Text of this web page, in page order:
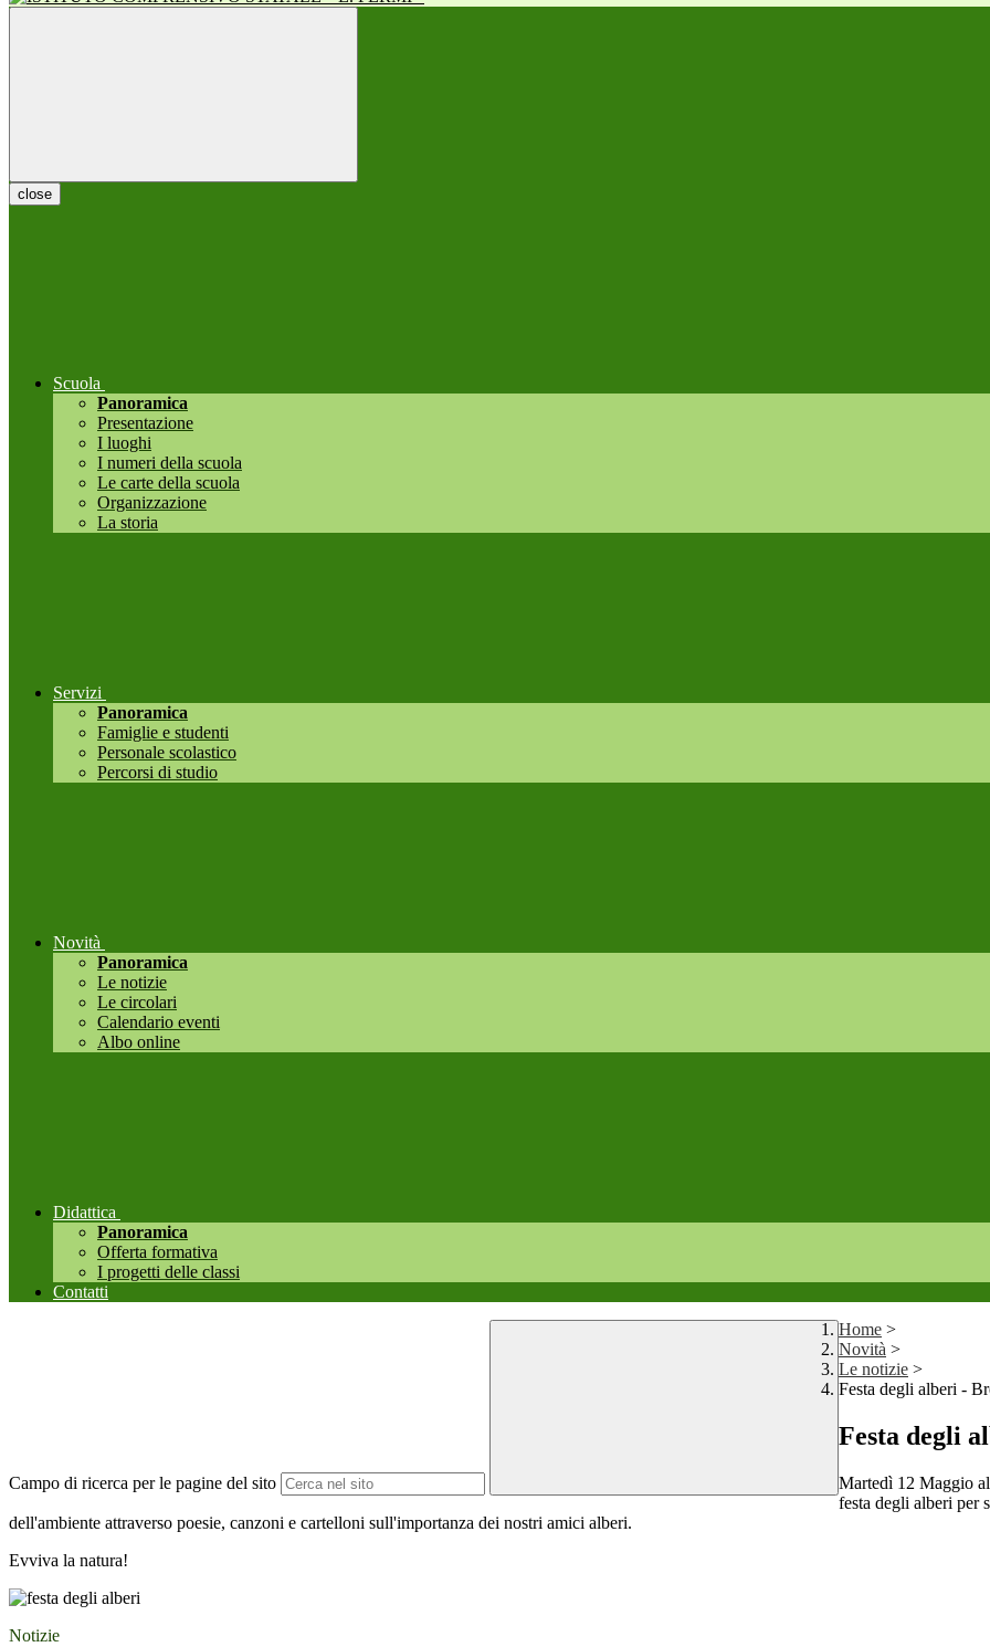
close
Scuola
Panoramica
Presentazione
I luoghi
I numeri della scuola
Le carte della scuola
Organizzazione
La storia
Servizi
Panoramica
Famiglie e studenti
Personale scolastico
Percorsi di studio
Novità
Panoramica
Le notizie
Le circolari
Calendario eventi
Albo online
Didattica
Panoramica
Offerta formativa
I progetti delle classi
Contatti
Campo di ricerca per le pagine del sito
Home >
Novità >
Le notizie >
Festa degli alberi -
Festa degli
Martedì 12 Maggio
festa degli alberi per
dell'ambiente attraverso poesie, canzoni e cartelloni sull'importanza dei nostri amici alberi.
Evviva la natura!
Notizie